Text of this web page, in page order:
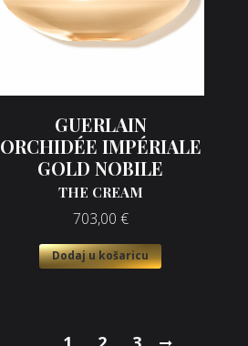
GUERLAIN
ORCHIDÉE IMPÉRIALE
GOLD NOBILE
THE CREAM
703,00 €
Dodaj u košaricu